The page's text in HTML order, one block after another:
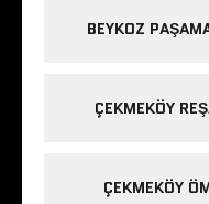
BEYKOZ
ÇEKMEKÖY
ÇEKMEKÖY